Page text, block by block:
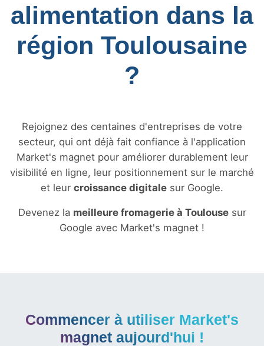
alimentation dans la
région Toulousaine
?
Rejoignez des centaines d'entreprises de votre
secteur, qui ont déjà fait confiance à l'application
Market's magnet pour améliorer durablement leur
visibilité en ligne, leur positionnement sur le marché
et leur croissance digitale sur Google.
Devenez la meilleure fromagerie à Toulousesur
Google avec Market's magnet !
Commencer à utiliser Market's
magnet aujourd'hui !